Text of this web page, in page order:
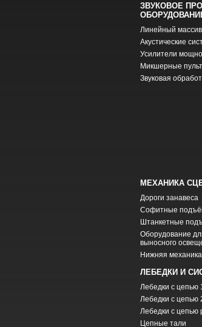
ЗВУКОВОЕ
Линейный массив
Акустические
Усилители
Микшерные
Звуковая
МЕХАНИКА
Дороги занавеса
Софитные
Штанкетные
Оборудование
выносного
Нижняя механика
ЛЕБЕДКИ И
Лебедки с цепью
Лебедки с цепью
Лебедки с цепью
Цепные тали